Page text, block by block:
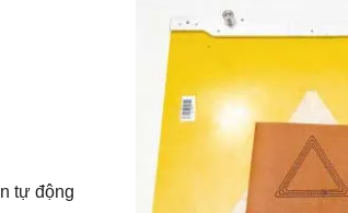
tự động